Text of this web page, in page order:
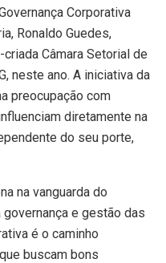
Corporativa
Ronaldo Guedes,
Câmara Setorial de
neste ano. A iniciativa da
preocupação com
diretamente na
do seu porte,
na vanguarda do
e gestão das
é o caminho
buscam bons